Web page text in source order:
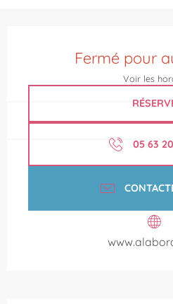
Fermé pour
Voir les
05 63